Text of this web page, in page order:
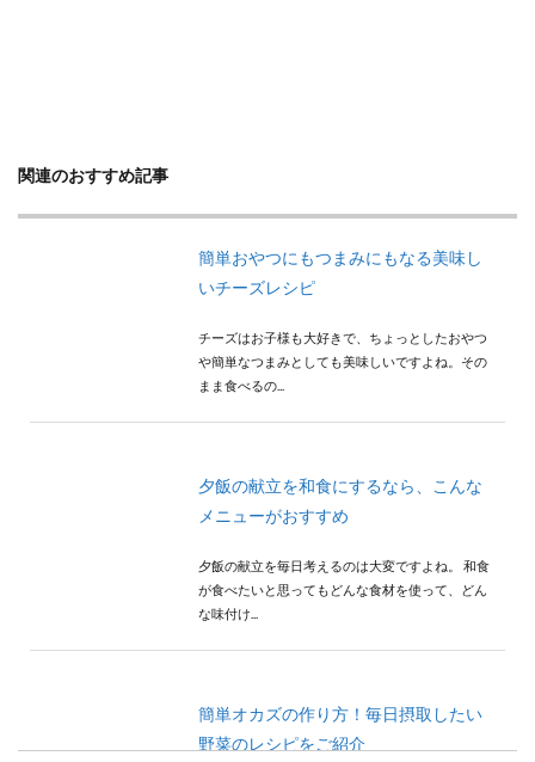
関連のおすすめ記事
簡単おやつにもつまみにもなる美味し
いチーズレシピ
チーズはお子様も大好きで、ちょっとしたおやつ
や簡単なつまみとしても美味しいですよね。その
まま食べるの...
夕飯の献立を和食にするなら、こんな
メニューがおすすめ
夕飯の献立を毎日考えるのは大変ですよね。 和食
が食べたいと思ってもどんな食材を使って、どん
な味付け...
簡単オカズの作り方！毎日摂取したい
野菜のレシピをご紹介